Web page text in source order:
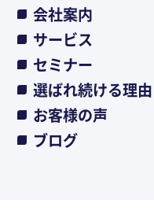
会社案内
サービス
セミナー
選ばれ続ける理由
お客様の声
ブログ